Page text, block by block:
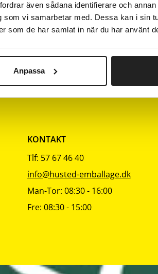
även sådana identifierare och
vi samarbetar med. Dessa kan i sin
som de har samlat in när du har använt
Anpassa
Længde m
Nulstil
Nulstil
250 1
KONTAKT
Tlf: 57 67 46 40
info@husted-emballage.dk
Man-Tor: 08:30 - 16:00
Fre: 08:30 - 15:00